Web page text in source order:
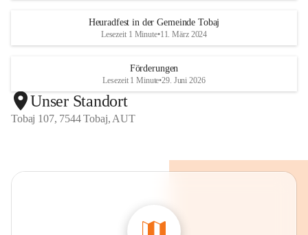
Heuradfest in der Gemeinde Tobaj
Lesezeit 1 Minute•11. März 2024
Förderungen
Lesezeit 1 Minute•29. Juni 2026
Unser Standort
Tobaj 107, 7544 Tobaj, AUT